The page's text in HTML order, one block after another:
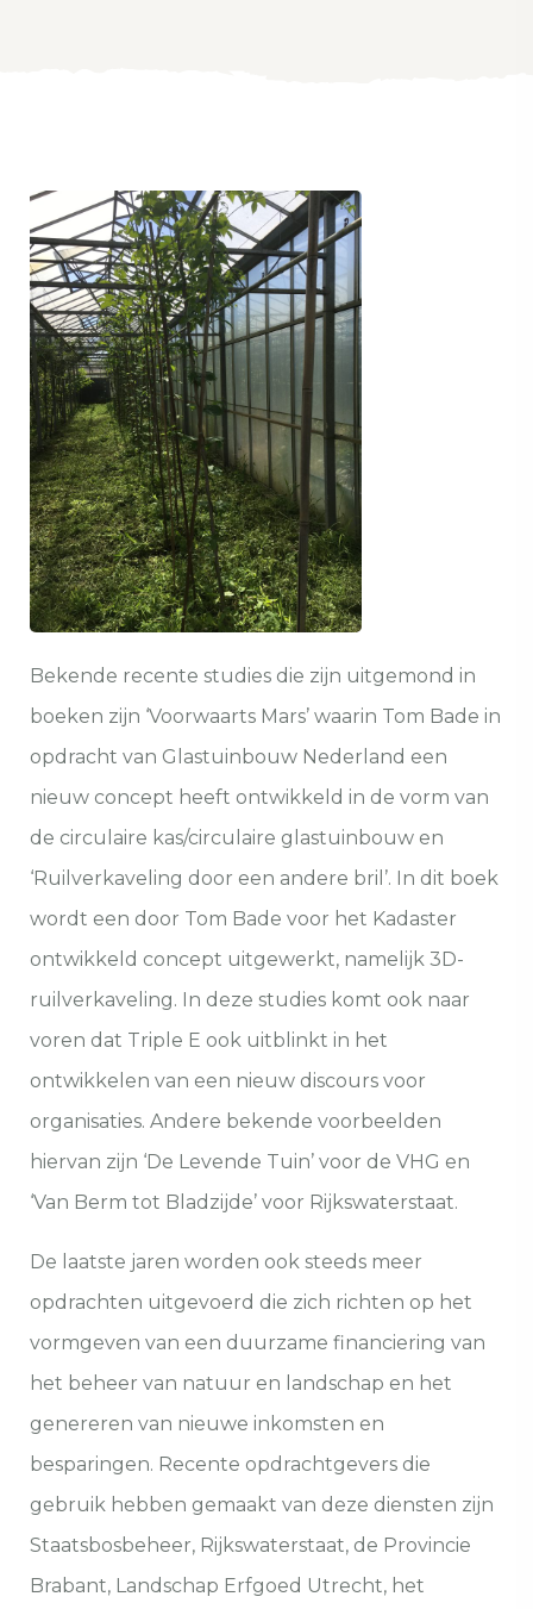
Bekende recente studies die zijn uitgemond in
boeken zijn ‘Voorwaarts Mars’ waarin Tom Bade in
opdracht van Glastuinbouw Nederland een
nieuw concept heeft ontwikkeld in de vorm van
de circulaire kas/circulaire glastuinbouw en
‘Ruilverkaveling door een andere bril’. In dit boek
wordt een door Tom Bade voor het Kadaster
ontwikkeld concept uitgewerkt, namelijk 3D-
ruilverkaveling. In deze studies komt ook naar
voren dat Triple E ook uitblinkt in het
ontwikkelen van een nieuw discours voor
organisaties. Andere bekende voorbeelden
hiervan zijn ‘De Levende Tuin’ voor de VHG en
‘Van Berm tot Bladzijde’ voor Rijkswaterstaat.
De laatste jaren worden ook steeds meer
opdrachten uitgevoerd die zich richten op het
vormgeven van een duurzame financiering van
het beheer van natuur en landschap en het
genereren van nieuwe inkomsten en
besparingen. Recente opdrachtgevers die
gebruik hebben gemaakt van deze diensten zijn
Staatsbosbeheer, Rijkswaterstaat, de Provincie
Brabant, Landschap Erfgoed Utrecht, het